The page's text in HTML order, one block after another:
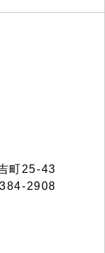
町25-43
2908